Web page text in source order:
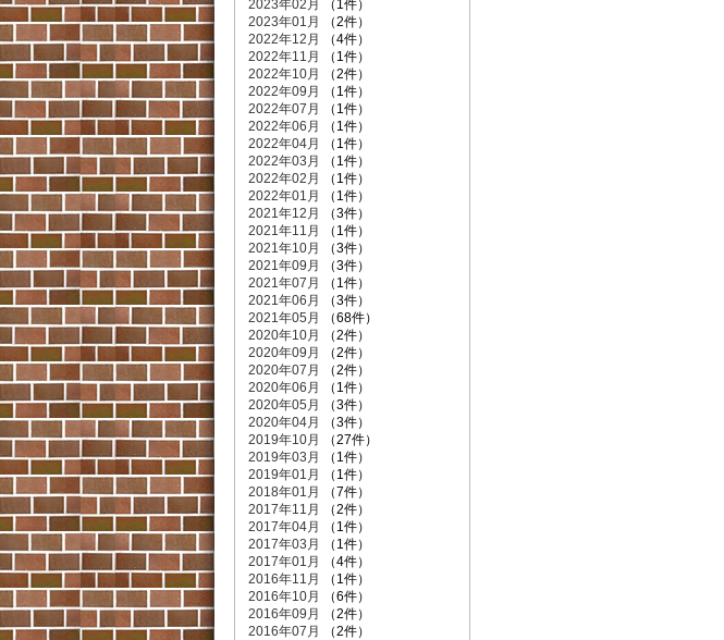
2023年02月
（1件）
2023年01月
（2件）
2022年12月
（4件）
2022年11月
（1件）
2022年10月
（2件）
2022年09月
（1件）
2022年07月
（1件）
2022年06月
（1件）
2022年04月
（1件）
2022年03月
（1件）
2022年02月
（1件）
2022年01月
（1件）
2021年12月
（3件）
2021年11月
（1件）
2021年10月
（3件）
2021年09月
（3件）
2021年07月
（1件）
2021年06月
（3件）
2021年05月
（68件）
2020年10月
（2件）
2020年09月
（2件）
2020年07月
（2件）
2020年06月
（1件）
2020年05月
（3件）
2020年04月
（3件）
2019年10月
（27件）
2019年03月
（1件）
2019年01月
（1件）
2018年01月
（7件）
2017年11月
（2件）
2017年04月
（1件）
2017年03月
（1件）
2017年01月
（4件）
2016年11月
（1件）
2016年10月
（6件）
2016年09月
（2件）
2016年07月
（2件）